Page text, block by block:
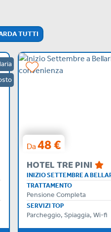
TUTTI
Da48 €
HOTEL TRE PINI
TRATTAMENTO
Pensione Completa
SERVIZI TOP
Parcheggio, Spiaggia, Wi-fi